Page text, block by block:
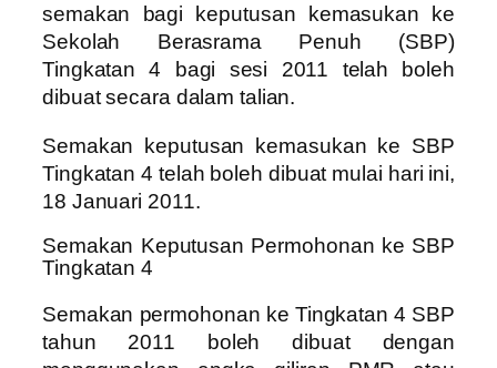
semakan bagi keputusan kemasukan ke
Sekolah Berasrama Penuh (SBP)
Tingkatan 4 bagi sesi 2011 telah boleh
dibuat secara dalam talian.
Semakan keputusan kemasukan ke SBP
Tingkatan 4 telah boleh dibuat mulai hari ini,
18 Januari 2011.
Semakan Keputusan Permohonan ke SBP
Tingkatan 4
Semakan permohonan ke Tingkatan 4 SBP
tahun 2011 boleh dibuat dengan